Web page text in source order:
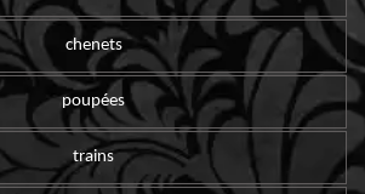
chenets
poupées
trains